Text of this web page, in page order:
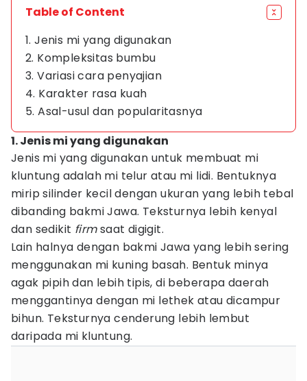
Table of Content
1. Jenis mi yang digunakan
2. Kompleksitas bumbu
3. Variasi cara penyajian
4. Karakter rasa kuah
5. Asal-usul dan popularitasnya
1. Jenis mi yang digunakan
Jenis mi yang digunakan untuk membuat mi
kluntung adalah mi telur atau mi lidi. Bentuknya
mirip silinder kecil dengan ukuran yang lebih tebal
dibanding bakmi Jawa. Teksturnya lebih kenyal
dan sedikit firmsaat digigit.
Lain halnya dengan bakmi Jawa yang lebih sering
menggunakan mi kuning basah. Bentuk minya
agak pipih dan lebih tipis, di beberapa daerah
menggantinya dengan mi lethek atau dicampur
bihun. Teksturnya cenderung lebih lembut
daripada mi kluntung.